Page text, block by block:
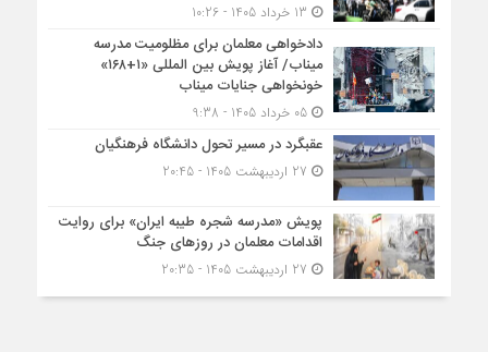
دادخواهی معلمان برای مظلومیت مدرسه
میناب/ آغاز پویش بین المللی «۱+۱۶۸»
خونخواهی جنایات میناب
05 خرداد 1405 - 9:38
عقبگرد در مسیر تحول دانشگاه فرهنگیان
پویش «مدرسه شجره طیبه ایران» برای روایت
اقدامات معلمان در روزهای جنگ